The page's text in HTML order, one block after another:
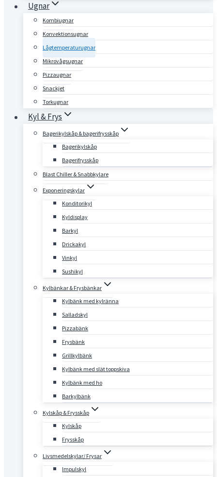
Ugnar
Kombiugnar
Konvektionsugnar
Lågtemperaturugnar
Mikrovågsugnar
Pizzaugnar
Snackjet
Torkugnar
Kyl & Frys
Bagerikylskåp & bagerifrysskåp
Bagerikylskåp
Bagerifrysskåp
Blast Chiller & Snabbkylare
Exponeringskylar
Konditorikyl
Kyldisplay
Barkyl
Drickakyl
Vinkyl
Sushikyl
Kylbänkar & Frysbänkar
Kylbänk med kylränna
Salladskyl
Pizzabänk
Frysbänk
Grillkylbänk
Kylbänk med slät toppskiva
Kylbänk med ho
Barkylbänk
Kylskåp & Frysskåp
Kylskåp
Frysskåp
Livsmedelskylar/ Frysar
Impulskyl